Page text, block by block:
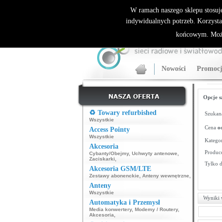
ALLNET.PL Sieci bezprzewodowe - generalny
Nowości
♻️ Towary refurbished
Wszystkie
Access Pointy
Wszystkie
Akcesoria
Cybanty/Obejmy, Uchwyty antenowe
Zaciskarki
Akcesoria GSM/LTE
Zestawy abonenckie Anteny wewnętrzne
Anteny
Wszystkie
Automatyka i Przemysł
Media konwertery, Modemy / Routery,
Akcesoria
Opcje
Cena
Tylko
Wyniki
W ramach naszego sklepu
indywidualnych potrzeb.
końcowym.